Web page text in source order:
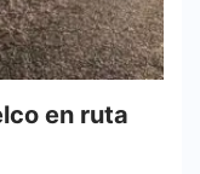
en ruta